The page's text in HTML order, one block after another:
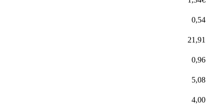
0,54
21,91
0,96
5,08
4,00